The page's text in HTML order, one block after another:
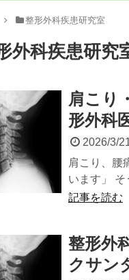
整形外科疾患研究室
外科疾患研究
肩こり
形外科
2026/3/
肩こり、腰
います」
記事を読む
整形外
クサン